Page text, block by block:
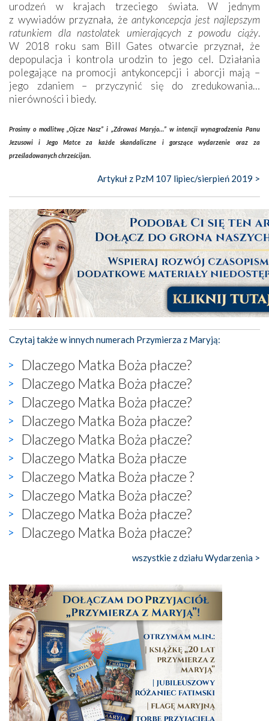
urodzeń w krajach trzeciego świata. W jednym
z wywiadów przyznała, że antykoncepcja jest najlepszym
ratunkiem dla nastolatek umierających z powodu ciąży.
W 2018 roku sam Bill Gates otwarcie przyznał, że
depopulacja i kontrola urodzin to jego cel. Działania
polegające na promocji antykoncepcji i aborcji mają –
jego zdaniem – przyczynić się do zredukowania…
nierówności i biedy.
Prosimy o modlitwę „Ojcze Nasz” i „Zdrowaś Maryjo…” w intencji wynagrodzenia Panu
Jezusowi i Jego Matce za każde skandaliczne i gorszące wydarzenie oraz za
prześladowanych chrześcijan.
Artykuł z PzM 107 lipiec/sierpień 2019 >
Czytaj także w innych numerach Przymierza z Maryją:
Dlaczego Matka Boża płacze?
Dlaczego Matka Boża płacze?
Dlaczego Matka Boża płacze?
Dlaczego Matka Boża płacze?
Dlaczego Matka Boża płacze?
Dlaczego Matka Boża płacze
Dlaczego Matka Boża płacze ?
Dlaczego Matka Boża płacze?
Dlaczego Matka Boża płacze?
Dlaczego Matka Boża płacze?
wszystkie z działu Wydarzenia >